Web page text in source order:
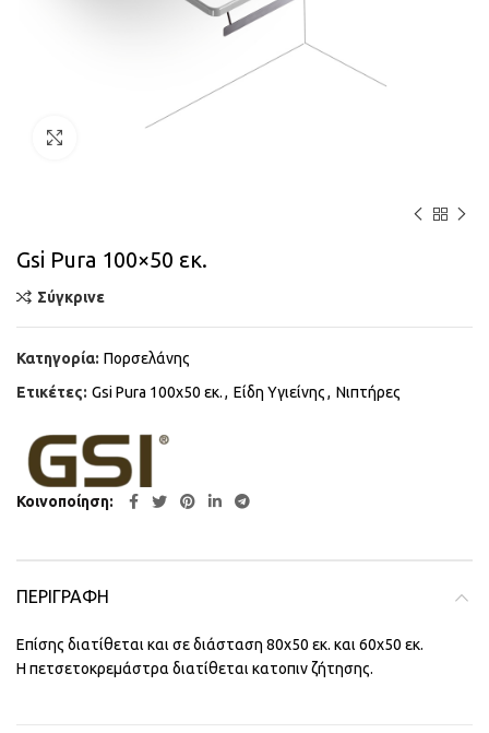
Gsi Pura 100×50 εκ.
Σύγκρινε
Κατηγορία: Πορσελάνης
Ετικέτες: Gsi Pura 100x50 εκ., Είδη Υγιείνης, Νιπτήρες
Κοινοποίηση
ΠΕΡΙΓΡΑΦΉ
Επίσης διατίθεται και σε διάσταση 80χ50 εκ. και 60χ50 εκ.
Η πετσετοκρεμάστρα διατίθεται κατοπιν ζήτησης.